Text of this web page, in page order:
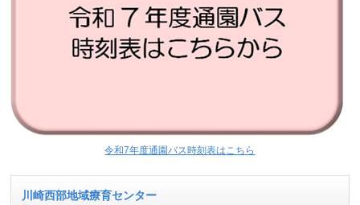
令和7年度通園バス時刻表はこちら
川崎西部地域療育センター